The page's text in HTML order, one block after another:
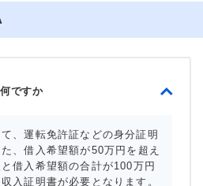
ですか
、運転免許証などの身分証明
、借入希望額が50万円を超え
借入希望額の合計が100万円
入証明書が必要となります。